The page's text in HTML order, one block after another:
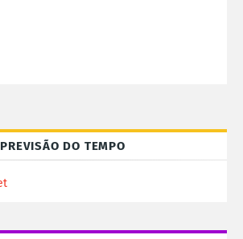
PREVISÃO DO TEMPO